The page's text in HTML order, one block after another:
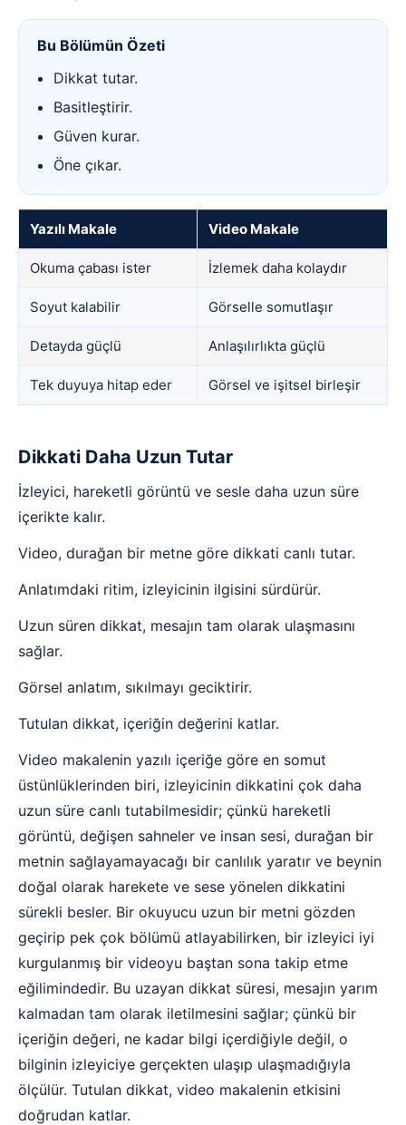
Bu Bölümün Özeti
Dikkat tutar.
Basitleştirir.
Güven kurar.
Öne çıkar.
Yazılı Makale Video Makale
Okuma çabası ister İzlemek daha kolaydır
Soyut kalabilir Görselle somutlaşır
Detayda güçlü Anlaşılırlıkta güçlü
Tek duyuya hitap eder Görsel ve işitsel birleşir
Dikkati Daha Uzun Tutar
İzleyici, hareketli görüntü ve sesle daha uzun süre
içerikte kalır.
Video, durağan bir metne göre dikkati canlı tutar.
Anlatımdaki ritim, izleyicinin ilgisini sürdürür.
Uzun süren dikkat, mesajın tam olarak ulaşmasını
sağlar.
Görsel anlatım, sıkılmayı geciktirir.
Tutulan dikkat, içeriğin değerini katlar.
Video makalenin yazılı içeriğe göre en somut
üstünlüklerinden biri, izleyicinin dikkatini çok daha
uzun süre canlı tutabilmesidir; çünkü hareketli
görüntü, değişen sahneler ve insan sesi, durağan bir
metnin sağlayamayacağı bir canlılık yaratır ve beynin
doğal olarak harekete ve sese yönelen dikkatini
sürekli besler. Bir okuyucu uzun bir metni gözden
geçirip pek çok bölümü atlayabilirken, bir izleyici iyi
kurgulanmış bir videoyu baştan sona takip etme
eğilimindedir. Bu uzayan dikkat süresi, mesajın yarım
kalmadan tam olarak iletilmesini sağlar; çünkü bir
içeriğin değeri, ne kadar bilgi içerdiğiyle değil, o
bilginin izleyiciye gerçekten ulaşıp ulaşmadığıyla
ölçülür. Tutulan dikkat, video makalenin etkisini
doğrudan katlar.